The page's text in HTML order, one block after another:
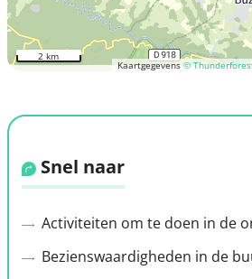
Kaartgegevens©
2 km
Snel naar
Activiteiten om te doen in de
Bezienswaardigheden in de